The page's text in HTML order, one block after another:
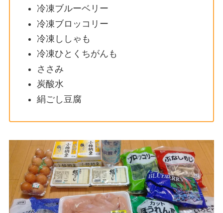
冷凍ブルーベリー
冷凍ブロッコリー
冷凍ししゃも
冷凍ひとくちがんも
ささみ
炭酸水
絹ごし豆腐